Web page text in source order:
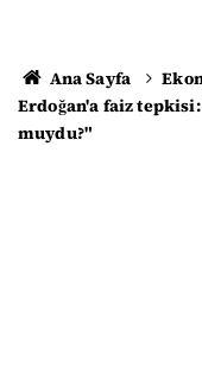
Ana Sayfa
Erdoğan'a faiz
muydu?"